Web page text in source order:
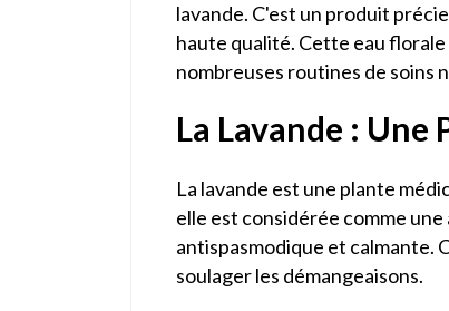
lavande. C'est un produit
haute qualité. Cette eau
nombreuses routines de soins
La Lavande :
La lavande est une plante
elle est considérée comme
antispasmodique et calmante.
soulager les démangeaisons.